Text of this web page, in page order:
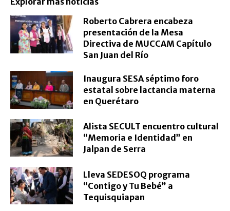
Roberto Cabrera encabeza
presentación de la Mesa
Directiva de MUCCAM Capítulo
San Juan del Río
Inaugura SESA séptimo foro
estatal sobre lactancia materna
en Querétaro
Alista SECULT encuentro cultural
“Memoria e Identidad” en
Jalpan de Serra
Lleva SEDESOQ programa
“Contigo y Tu Bebé” a
Tequisquiapan